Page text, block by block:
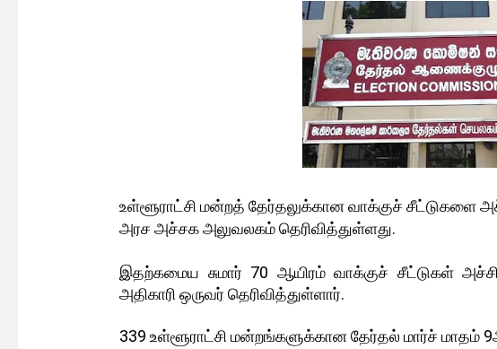
உள்ளூராட்சி மன்றத் தேர்தலுக்கான வாக்குச் சீட்டுகளை
அரச அச்சக அலுவலகம் தெரிவித்துள்ளது.
இதற்கமைய சுமார் 70 ஆயிரம் வாக்குச் சீட்டுகள்
அதிகாரி ஒருவர் தெரிவித்துள்ளார்.
339 உள்ளூராட்சி மன்றங்களுக்கான தேர்தல் மார்ச் மாதம்